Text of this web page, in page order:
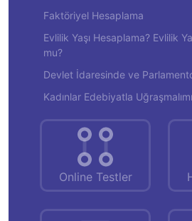
Faktöriyel Hesaplama
Evlilik Yaşı Hesaplama? Evlilik
mu?
Devlet İdaresinde ve
Kadınlar Edebiyatla
Online Testler